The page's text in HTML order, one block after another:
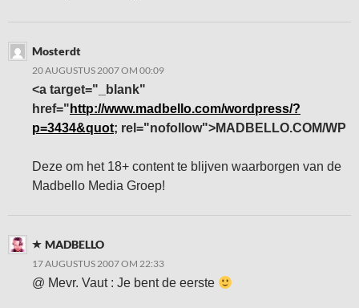
Mosterdt
20 AUGUSTUS 2007 OM 00:09
<a target="_blank"
href=" http://www.madbello.com/wordpress/?
p=3434&quot; rel="nofollow">MADBELLO.COM/WP
Deze om het 18+ content te blijven waarborgen van de
Madbello Media Groep!
MADBELLO
17 AUGUSTUS 2007 OM 22:33
@ Mevr. Vaut : Je bent de eerste